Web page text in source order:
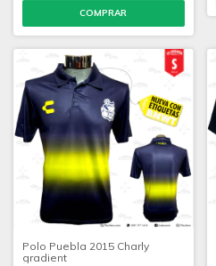
COMPRAR
Polo Puebla 2015 Charly
gradient